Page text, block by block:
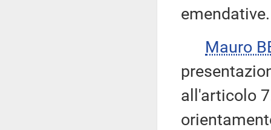
emendative.
Mauro
all'articolo